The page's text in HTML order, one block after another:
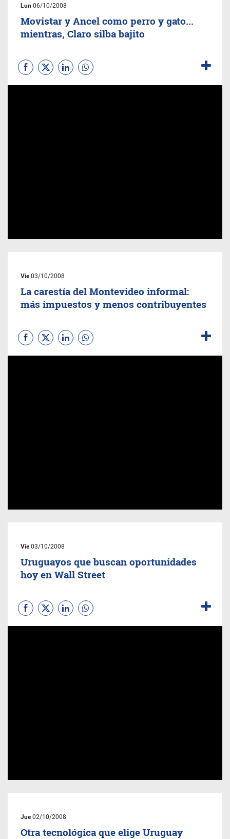
Lun 06/10/2008
Movistar y Ancel como perro y gato...
mientras, Claro silba bajito
Vie03/10/2008
La carestía del Montevideo informal:
más impuestos y menos contribuyentes
Vie03/10/2008
Uruguayos que buscan oportunidades
hoy en Wall Street
Jue02/10/2008
Otra tecnológica que elige Uruguay